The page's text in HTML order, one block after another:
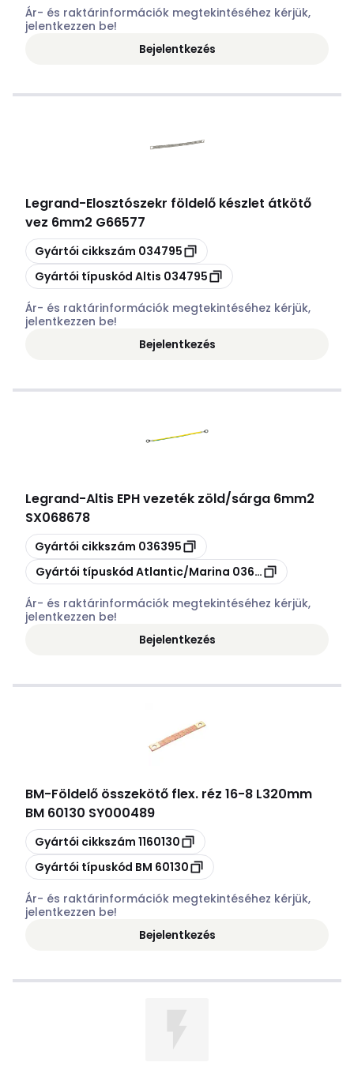
Ár- és raktárinformációk megtekintéséhez kérjük,
jelentkezzen be!
Bejelentkezés
Legrand-Elosztószekr földelő készlet átkötő
vez 6mm2 G66577
Másolás
Gyártói cikkszám 034795
Másolás
Gyártói típuskód Altis 034795
Ár- és raktárinformációk megtekintéséhez kérjük,
jelentkezzen be!
Bejelentkezés
Legrand-Altis EPH vezeték zöld/sárga 6mm2
SX068678
Másolás
Gyártói cikkszám 036395
Másolás
Gyártói típuskód Atlantic/Marina 036395
Ár- és raktárinformációk megtekintéséhez kérjük,
jelentkezzen be!
Bejelentkezés
BM-Földelő összekötő flex. réz 16-8 L320mm
BM 60130 SY000489
Másolás
Gyártói cikkszám 1160130
Másolás
Gyártói típuskód BM 60130
Ár- és raktárinformációk megtekintéséhez kérjük,
jelentkezzen be!
Bejelentkezés